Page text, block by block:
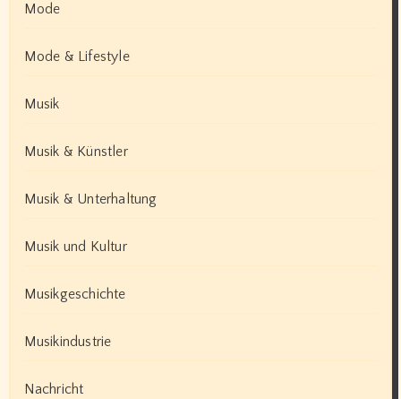
Mode
Mode & Lifestyle
Musik
Musik & Künstler
Musik & Unterhaltung
Musik und Kultur
Musikgeschichte
Musikindustrie
Nachricht